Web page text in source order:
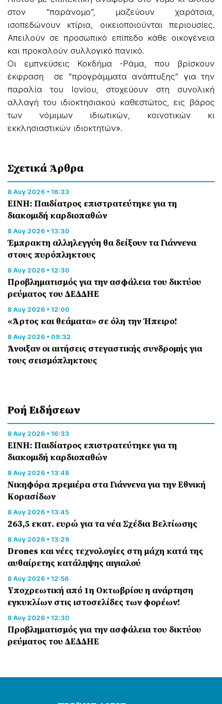
στον “παράνομο”, μαζεύουν χαράτσια,
ισοπεδώνουν κτίρια, οικειοποιούνται περιουσίες.
Απειλούν σε προσωπικό επίπεδο κάθε οικογένεια
και προκαλούν συλλογικό πανικό.
Οι εμπνεύσεις Κοκδήμα -Ράμα, που βρίσκουν
έκφραση σε “προγράμματα ανάπτυξης” για την
παραλία του Ιονίου, στοχεύουν στη συνολική
αλλαγή του ιδιοκτησιακού καθεστώτος, εις βάρος
των νόμιμων ιδιωτικών, κοινοτικών κι
εκκλησιαστικών ιδιοκτητών».
Σχετικά Άρθρα
8 Αύγ 2026 • 16:33
ΕΙΝΗ: Παιδίατρος επιστρατεύτηκε για τη
διακομιδή καρδιοπαθών
8 Αύγ 2026 • 13:30
Έμπρακτη αλληλεγγύη θα δείξουν τα Γιάννενα
στους πυρόπληκτους
8 Αύγ 2026 • 12:30
Προβληματισμός για την ασφάλεια του δικτύου
ρεύματος του ΔΕΔΔΗΕ
8 Αύγ 2026 • 12:00
«Άρτος και θεάματα» σε όλη την Ήπειρο!
8 Αύγ 2026 • 09:32
Άνοιξαν οι αιτήσεις στεγαστικής συνδρομής για
τους σεισμόπληκτους
Ροή Eιδήσεων
8 Αύγ 2026 • 16:33
ΕΙΝΗ: Παιδίατρος επιστρατεύτηκε για τη
διακομιδή καρδιοπαθών
8 Αύγ 2026 • 13:48
Nικηφόρα πρεμιέρα στα Γιάννενα για την Εθνική
Κορασίδων
8 Αύγ 2026 • 13:45
263,5 εκατ. ευρώ για τα νέα Σχέδια Βελτίωσης
8 Αύγ 2026 • 13:29
Drones και νέες τεχνολογίες στη μάχη κατά της
αυθαίρετης κατάληψης αιγιαλού
8 Αύγ 2026 • 12:56
Υποχρεωτική από 1η Οκτωβρίου η ανάρτηση
εγκυκλίων στις ιστοσελίδες των φορέων!
8 Αύγ 2026 • 12:30
Προβληματισμός για την ασφάλεια του δικτύου
ρεύματος του ΔΕΔΔΗΕ